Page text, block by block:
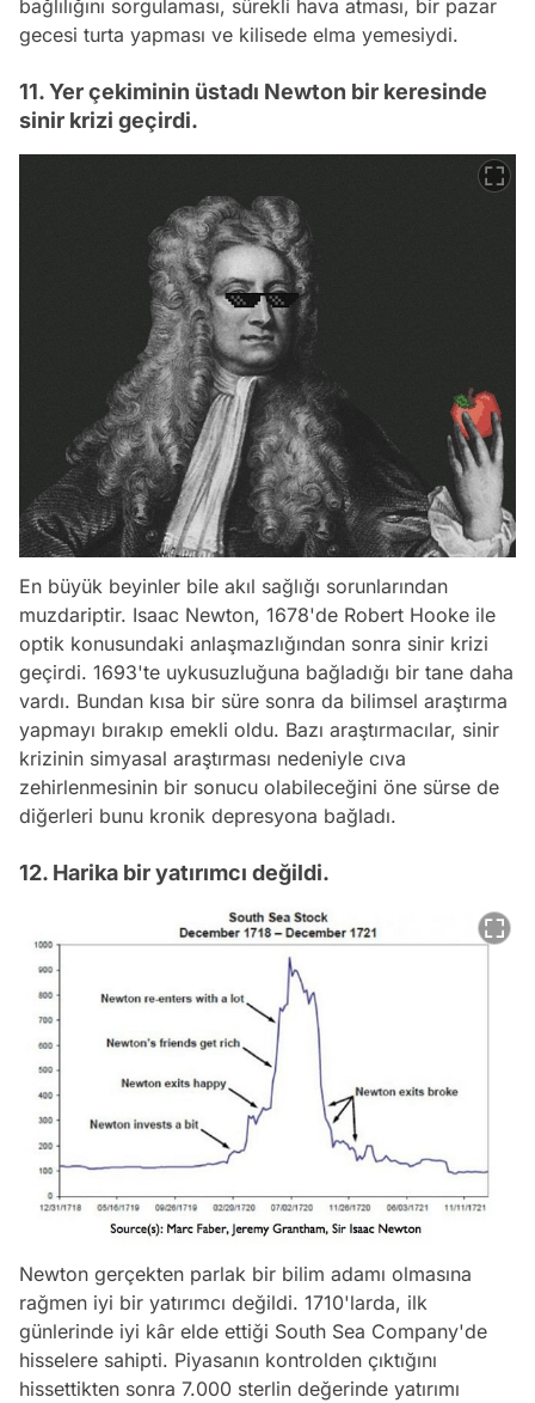
bağlılığını sorgulaması, sürekli hava atması, bir pazar
gecesi turta yapması ve kilisede elma yemesiydi.
11. Yer çekiminin üstadı Newton bir keresinde
sinir krizi geçirdi.
En büyük beyinler bile akıl sağlığı sorunlarından
muzdariptir. Isaac Newton, 1678'de Robert Hooke ile
optik konusundaki anlaşmazlığından sonra sinir krizi
geçirdi. 1693'te uykusuzluğuna bağladığı bir tane daha
vardı. Bundan kısa bir süre sonra da bilimsel araştırma
yapmayı bırakıp emekli oldu. Bazı araştırmacılar, sinir
krizinin simyasal araştırması nedeniyle cıva
zehirlenmesinin bir sonucu olabileceğini öne sürse de
diğerleri bunu kronik depresyona bağladı.
12. Harika bir yatırımcı değildi.
Newton gerçekten parlak bir bilim adamı olmasına
rağmen iyi bir yatırımcı değildi. 1710'larda, ilk
günlerinde iyi kâr elde ettiği South Sea Company'de
hisselere sahipti. Piyasanın kontrolden çıktığını
hissettikten sonra 7.000 sterlin değerinde yatırımı